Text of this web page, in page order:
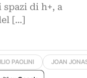
di h+, a
[…]
PAOLINI JOAN